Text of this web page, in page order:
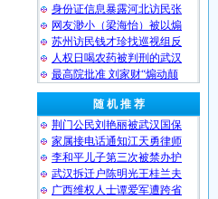
身份证信息暴露河北访民张
网友渺小（梁海怡）被以煽
苏州访民钱才珍找巡视组反
人权日喝农药被判刑的武汉
最高院批准 刘家财“煽动颠
随 机 推 荐
荆门公民刘艳丽被武汉国保
家属接电话通知江天勇律师
李和平儿子第三次被禁办护
武汉拆迁户陈明光王桂兰夫
广西维权人士谭爱军遭跨省